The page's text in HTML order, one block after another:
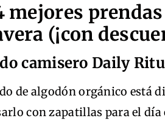
mejores
(¡con
camisero Daily
de algodón orgánico está
con zapatillas para el